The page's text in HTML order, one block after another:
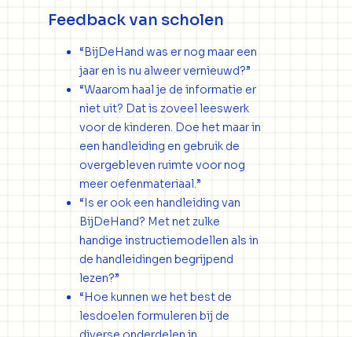
Feedback van scholen
“BijDeHand was er nog maar een
jaar en is nu alweer vernieuwd?”
“Waarom haal je de informatie er
niet uit? Dat is zoveel leeswerk
voor de kinderen. Doe het maar in
een handleiding en gebruik de
overgebleven ruimte voor nog
meer oefenmateriaal.”
“Is er ook een handleiding van
BijDeHand? Met net zulke
handige instructiemodellen als in
de handleidingen begrijpend
lezen?”
“Hoe kunnen we het best de
lesdoelen formuleren bij de